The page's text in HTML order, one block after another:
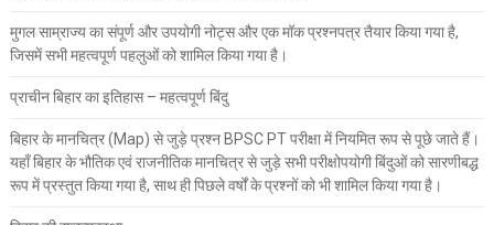
मुगल साम्राज्य का संपूर्ण और उपयोगी नोट्स और एक मॉक प्रश्नपत्र तैयार किया गया है,
जिसमें सभी महत्वपूर्ण पहलुओं को शामिल किया गया है।
प्राचीन बिहार का इतिहास – महत्वपूर्ण बिंदु
बिहार के मानचित्र (Map) से जुड़े प्रश्न BPSC PT परीक्षा में नियमित रूप से पूछे जाते हैं।
यहाँ बिहार के भौतिक एवं राजनीतिक मानचित्र से जुड़े सभी परीक्षोपयोगी बिंदुओं को सारणीबद्ध
रूप में प्रस्तुत किया गया है, साथ ही पिछले वर्षों के प्रश्नों को भी शामिल किया गया है।